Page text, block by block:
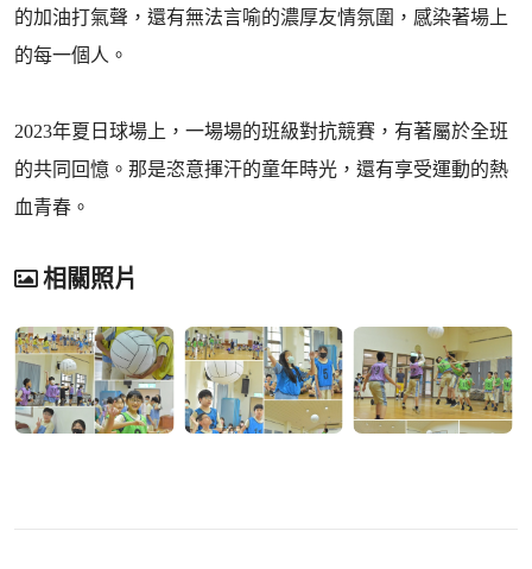
的加油打氣聲，還有無法言喻的濃厚友情氛圍，感染著場上
的每一個人。
2023年夏日球場上，一場場的班級對抗競賽，有著屬於全班
的共同回憶。那是恣意揮汗的童年時光，還有享受運動的熱
血青春。
相關照片